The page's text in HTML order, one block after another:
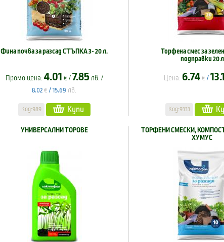
Фина почва за разсад СТЪПКА 3- 20 л.
Промо цена: 4.01 € / 7.85 лв. /
8.02 € /15.69 лв.
Код:989 Купи
Торфена смес за
подправки 20 л
Цена: 6.74 € /
Код:9333
УНИВЕРСАЛНИ ТОРОВЕ
ТОРФЕНИ СМЕСКИ,
ХУМУС